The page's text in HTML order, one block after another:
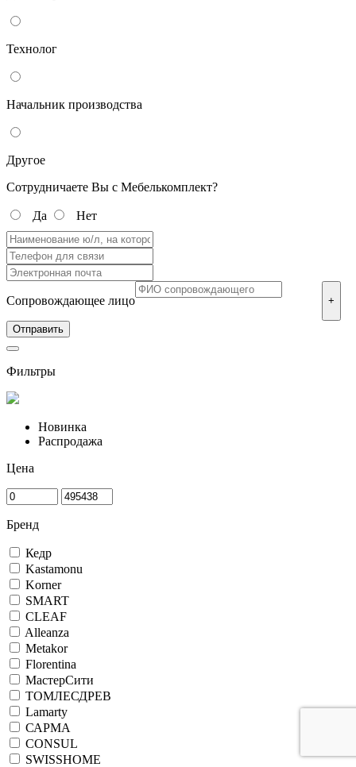
Технолог
Начальник производства
Другое
Сотрудничаете Вы с Мебелькомплект?
Да Нет
Сопровождающее лицо +
Фильтры
Новинка
Распродажа
Цена
Бренд
Кедр
Kastamonu
Korner
SMART
CLEAF
Alleanza
Metakor
Florentina
МастерСити
ТОМЛЕСДРЕВ
Lamarty
САРМА
CONSUL
SWISSHOME